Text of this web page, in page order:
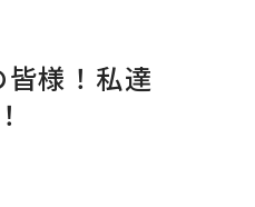
様！私達